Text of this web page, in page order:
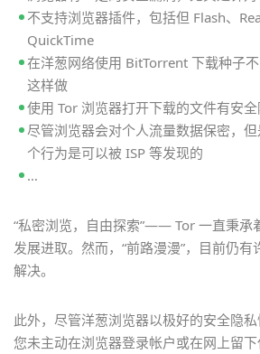
不支持浏览器插件，包括但 Flash、
QuickTime
在洋葱网络使用 BitTorrent 下载种子
这样做
使用 Tor 浏览器打开下载的文件有安全
尽管浏览器会对个人流量数据保密，
个行为是可以被 ISP 等发现的
…
“私密浏览，自由探索”—— Tor 一直秉承
发展进取。然而，“前路漫漫”，目前仍
解决。
此外，尽管洋葱浏览器以极好的安全隐
您未主动在浏览器登录帐户或在网上留